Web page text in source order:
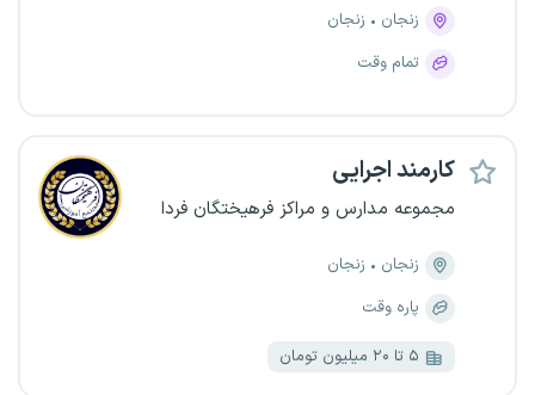
زنجان
زنجان
تمام وقت
کارمند اجرایی
مجموعه مدارس و مراکز فرهیختگان فردا
زنجان
زنجان
پاره وقت
۵ تا ۲۰ میلیون تومان